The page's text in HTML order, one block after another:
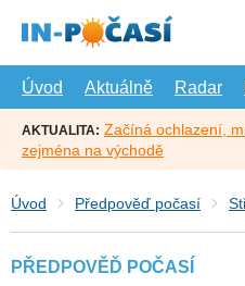
hlavní
Úvod
Aktuálně Radar
AKTUALITA: Začíná ochlazení,
zejména na východě
Úvod Předpověď počasí
PŘEDPOVĚĎ POČASÍ